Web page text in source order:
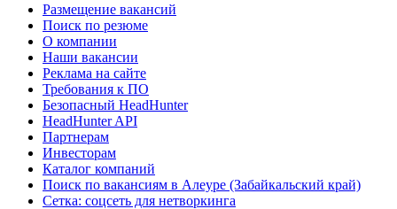
Размещение вакансий
Поиск по резюме
О компании
Наши вакансии
Реклама на сайте
Требования к ПО
Безопасный HeadHunter
HeadHunter API
Партнерам
Инвесторам
Каталог компаний
Поиск по вакансиям в Алеуре (Забайкальский край)
Сетка: соцсеть для нетворкинга